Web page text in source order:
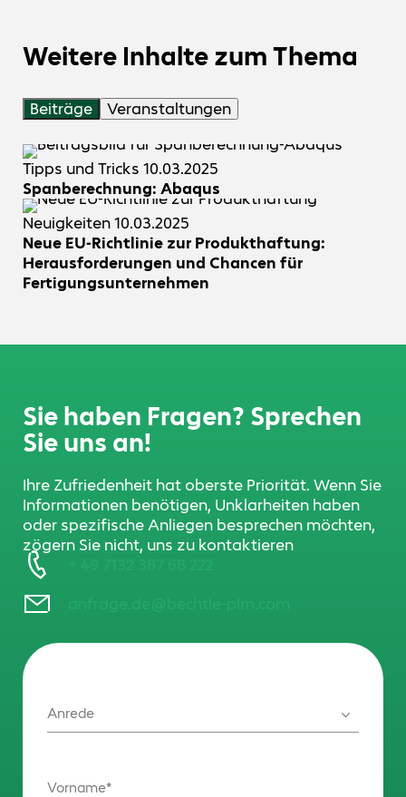
wählen, ob Sie nach fehlenden Dateien suchen
möchten oder nicht. Diese Funktion ist eine der
können. Wenn Sie möchten, können Sie dann
die Vollversion des Teils erhalten.
Weitere Inhalte zum Thema
Beiträge Veranstaltungen
Tipps und Tricks 10.03.2025
Spanberechnung: Abaqus
Neuigkeiten10.03.2025
Neue EU-Richtlinie zur Produkthaftung:
Herausforderungen und Chancen für
Fertigungsunternehmen
Sie haben Fragen? Sprechen
Sie uns an!
Ihre Zufriedenheit hat oberste Priorität. Wenn Sie
Informationen benötigen, Unklarheiten haben
oder spezifische Anliegen besprechen möchten,
zögern Sie nicht, uns zu kontaktieren
Anrede
Vorname